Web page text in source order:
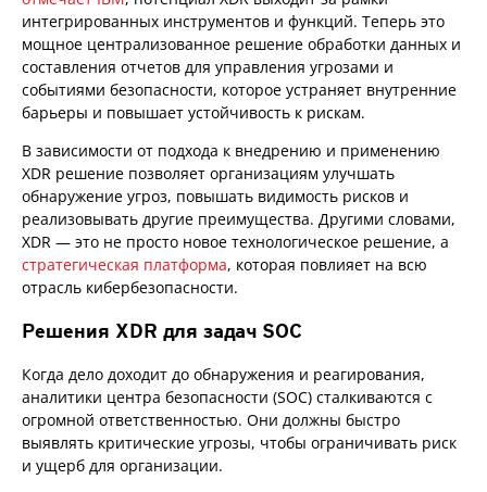
интегрированных инструментов и функций. Теперь это
мощное централизованное решение обработки данных и
составления отчетов для управления угрозами и
событиями безопасности, которое устраняет внутренние
барьеры и повышает устойчивость к рискам.
В зависимости от подхода к внедрению и применению
XDR решение позволяет организациям улучшать
обнаружение угроз, повышать видимость рисков и
реализовывать другие преимущества. Другими словами,
XDR — это не просто новое технологическое решение, а
стратегическая платформа, которая повлияет на всю
отрасль кибербезопасности.
Решения XDR для задач SOC
Когда дело доходит до обнаружения и реагирования,
аналитики центра безопасности (SOC) сталкиваются с
огромной ответственностью. Они должны быстро
выявлять критические угрозы, чтобы ограничивать риск
и ущерб для организации.